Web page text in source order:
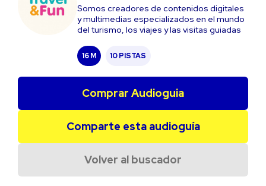
Somos creadores de contenidos digitales
y multimedias especializados en el mundo
del turismo, los viajes y las visitas guiadas
16 M 10 PISTAS
Comprar Audioguia
Comparte esta audioguía
Volver al buscador